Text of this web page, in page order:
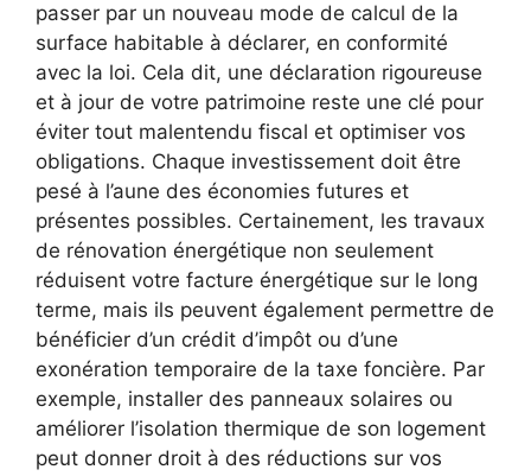
passer par un nouveau mode de calcul de la
surface habitable à déclarer, en conformité
avec la loi. Cela dit, une déclaration rigoureuse
et à jour de votre patrimoine reste une clé pour
éviter tout malentendu fiscal et optimiser vos
obligations. Chaque investissement doit être
pesé à l’aune des économies futures et
présentes possibles. Certainement, les travaux
de rénovation énergétique non seulement
réduisent votre facture énergétique sur le long
terme, mais ils peuvent également permettre de
bénéficier d’un crédit d’impôt ou d’une
exonération temporaire de la taxe foncière. Par
exemple, installer des panneaux solaires ou
améliorer l’isolation thermique de son logement
peut donner droit à des réductions sur vos